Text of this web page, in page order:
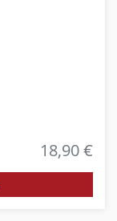
18,90 €